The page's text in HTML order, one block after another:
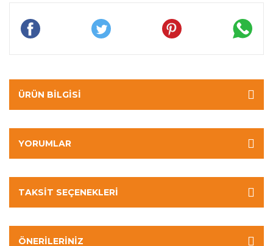
ÜRÜN BILGISI
YORUMLAR
TAKSIT SEÇENEKLERI
ÖNERILERINIZ